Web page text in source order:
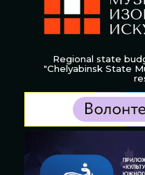
Regional state
"Chelyabinsk State